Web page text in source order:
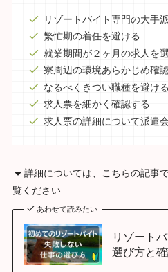
リゾートバイト専門の大手
繁忙期の着任を避ける
就業期間が２ヶ月の求人を
寮周辺の環境あらかじめ確
なるべくきつい職種を避ける
求人票を細かく確認する
求人票の詳細について派遣
詳細については、こちらの記事
覧ください
あわせて読みたい
リゾート
選び方と